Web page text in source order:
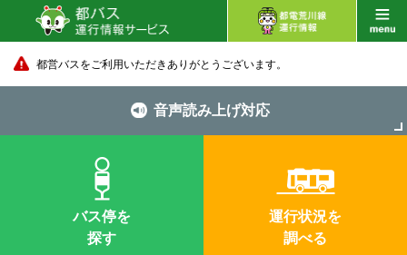
都営バスをご利用いただきありがとうございます。
音声読み上げ対応
バス停を
探す
運行状況を
調べる